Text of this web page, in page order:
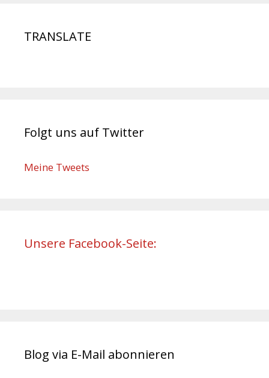
TRANSLATE
Folgt uns auf Twitter
Meine Tweets
Unsere Facebook-Seite:
Blog via E-Mail abonnieren